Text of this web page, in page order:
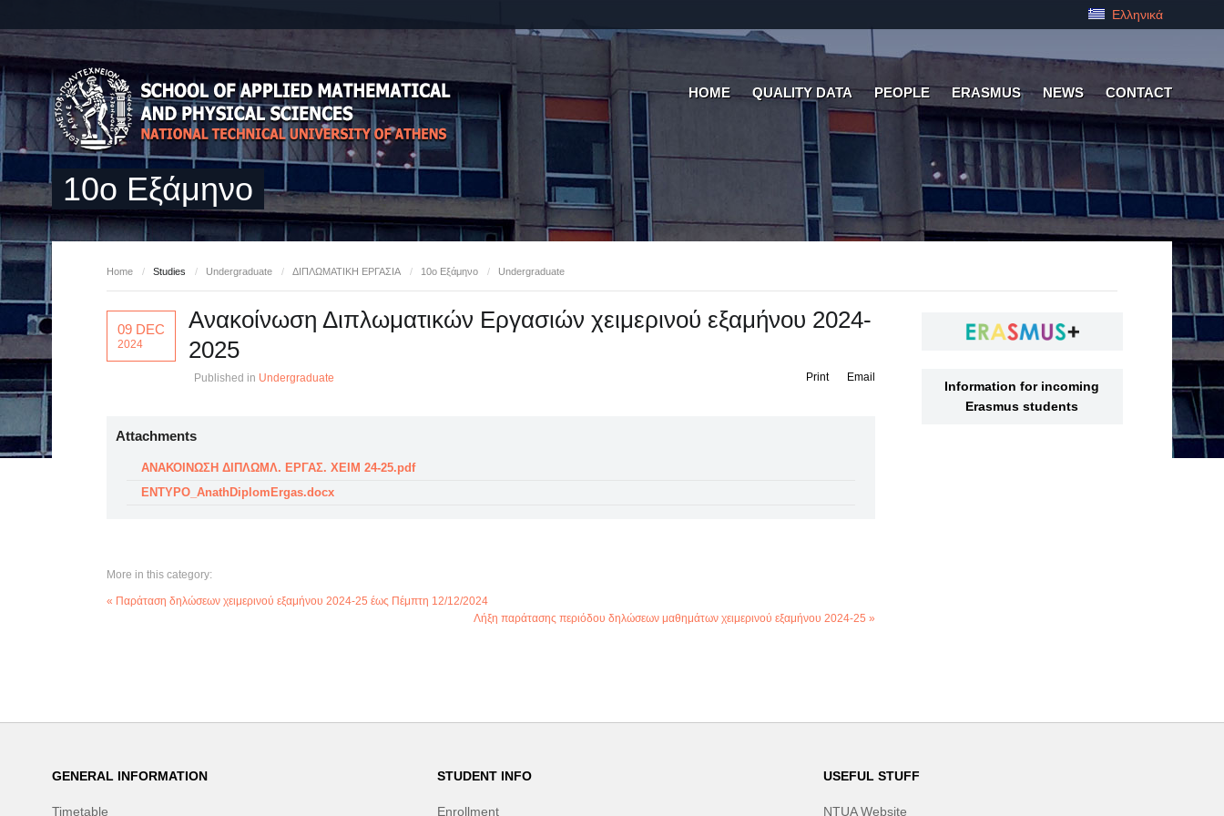
Ελληνικά
HOME QUALITY DATA PEOPLE ERASMUS NEWS CONTACT
10ο Εξάμηνο
Home / Studies / Undergraduate / ΔΙΠΛΩΜΑΤΙΚΗ ΕΡΓΑΣΙΑ / 10ο Εξάμηνο / Undergraduate
09 DEC
2024
Ανακοίνωση Διπλωματικών Εργασιών χειμερινού εξαμήνου 2024-
2025
Published in Undergraduate Email
Print
Attachments
ΑΝΑΚΟΙΝΩΣΗ ΔΙΠΛΩΜΛ. ΕΡΓΑΣ. ΧΕΙΜ 24-25.pdf
ENTYPO_AnathDiplomErgas.docx
More in this category:
« Παράταση δηλώσεων χειμερινού εξαμήνου 2024-25 έως Πέμπτη 12/12/2024
Λήξη παράτασης περιόδου δηλώσεων μαθημάτων χειμερινού εξαμήνου 2024-25 »
Information for incoming
Erasmus students
GENERAL INFORMATION
Timetable
STUDENT INFO
Enrollment
USEFUL STUFF
NTUA Website